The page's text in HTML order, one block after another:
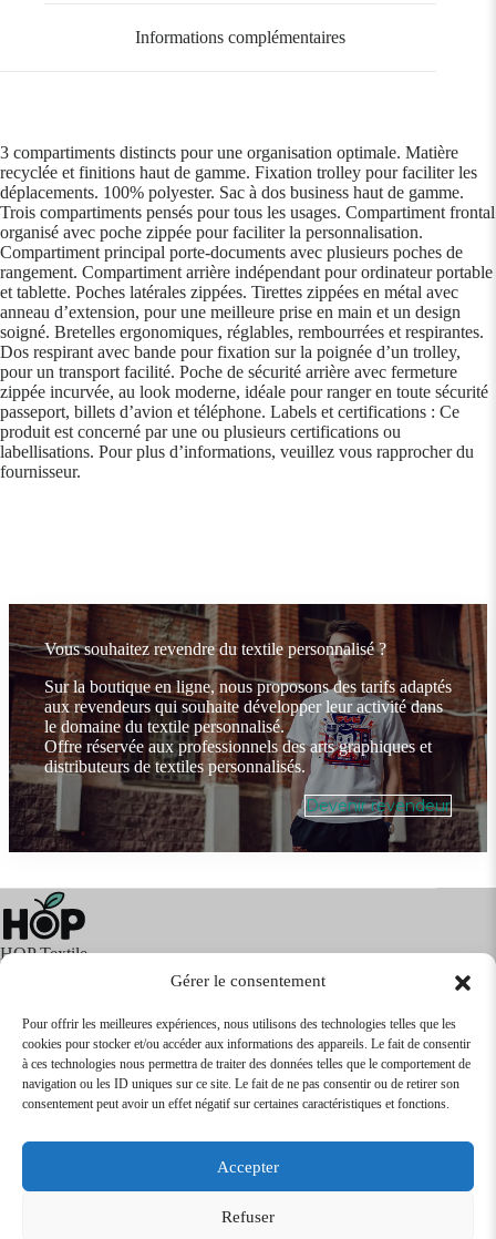
Gérer le consentement
Pour offrir les meilleures expériences, nous utilisons des technologies telles que les
cookies pour stocker et/ou accéder aux informations des appareils. Le fait de consentir
à ces technologies nous permettra de traiter des données telles que le comportement de
navigation ou les ID uniques sur ce site. Le fait de ne pas consentir ou de retirer son
consentement peut avoir un effet négatif sur certaines caractéristiques et fonctions.
Accepter
Refuser
Informations complémentaires
3 compartiments distincts pour une organisation optimale. Matière
recyclée et finitions haut de gamme. Fixation trolley pour faciliter les
déplacements. 100% polyester. Sac à dos business haut de gamme.
Trois compartiments pensés pour tous les usages. Compartiment frontal
organisé avec poche zippée pour faciliter la personnalisation.
Compartiment principal porte-documents avec plusieurs poches de
rangement. Compartiment arrière indépendant pour ordinateur portable
et tablette. Poches latérales zippées. Tirettes zippées en métal avec
anneau d’extension, pour une meilleure prise en main et un design
soigné. Bretelles ergonomiques, réglables, rembourrées et respirantes.
Dos respirant avec bande pour fixation sur la poignée d’un trolley,
pour un transport facilité. Poche de sécurité arrière avec fermeture
zippée incurvée, au look moderne, idéale pour ranger en toute sécurité
passeport, billets d’avion et téléphone. Labels et certifications : Ce
produit est concerné par une ou plusieurs certifications ou
labellisations. Pour plus d’informations, veuillez vous rapprocher du
fournisseur.
Vous souhaitez revendre du textile personnalisé ?
Sur la boutique en ligne, nous proposons des tarifs adaptés
aux revendeurs qui souhaite développer leur activité dans
le domaine du textile personnalisé.
Offre réservée aux professionnels des arts graphiques et
distributeurs de textiles personnalisés.
Devenir revendeur
HOP Textile
Textile Articles Publicitaires
Infos
Boutique en ligne
Express 24H
Tarifs Revendeurs